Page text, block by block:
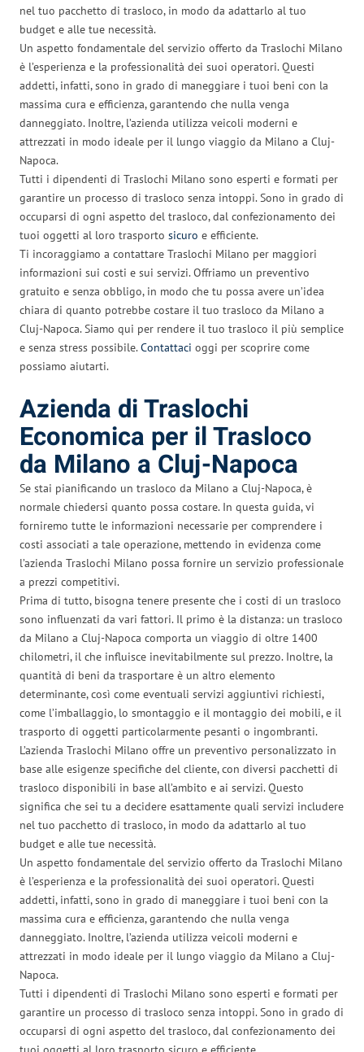
nel tuo pacchetto di trasloco, in modo da adattarlo al tuo
budget e alle tue necessità.
Un aspetto fondamentale del servizio offerto da Traslochi Milano
è l’esperienza e la professionalità dei suoi operatori. Questi
addetti, infatti, sono in grado di maneggiare i tuoi beni con la
massima cura e efficienza, garantendo che nulla venga
danneggiato. Inoltre, l’azienda utilizza veicoli moderni e
attrezzati in modo ideale per il lungo viaggio da Milano a Cluj-
Napoca.
Tutti i dipendenti di Traslochi Milano sono esperti e formati per
garantire un processo di trasloco senza intoppi. Sono in grado di
occuparsi di ogni aspetto del trasloco, dal confezionamento dei
tuoi oggetti al loro trasporto sicuro e efficiente.
Ti incoraggiamo a contattare Traslochi Milano per maggiori
informazioni sui costi e sui servizi. Offriamo un preventivo
gratuito e senza obbligo, in modo che tu possa avere un’idea
chiara di quanto potrebbe costare il tuo trasloco da Milano a
Cluj-Napoca. Siamo qui per rendere il tuo trasloco il più semplice
e senza stress possibile.Contattaci oggi per scoprire come
possiamo aiutarti.
Azienda di Traslochi
Economica per il Trasloco
da Milano a Cluj-Napoca
Se stai pianificando un trasloco da Milano a Cluj-Napoca, è
normale chiedersi quanto possa costare. In questa guida, vi
forniremo tutte le informazioni necessarie per comprendere i
costi associati a tale operazione, mettendo in evidenza come
l’azienda Traslochi Milano possa fornire un servizio professionale
a prezzi competitivi.
Prima di tutto, bisogna tenere presente che i costi di un trasloco
sono influenzati da vari fattori. Il primo è la distanza: un trasloco
da Milano a Cluj-Napoca comporta un viaggio di oltre 1400
chilometri, il che influisce inevitabilmente sul prezzo. Inoltre, la
quantità di beni da trasportare è un altro elemento
determinante, così come eventuali servizi aggiuntivi richiesti,
come l’imballaggio, lo smontaggio e il montaggio dei mobili, e il
trasporto di oggetti particolarmente pesanti o ingombranti.
L’azienda Traslochi Milano offre un preventivo personalizzato in
base alle esigenze specifiche del cliente, con diversi pacchetti di
trasloco disponibili in base all’ambito e ai servizi. Questo
significa che sei tu a decidere esattamente quali servizi includere
nel tuo pacchetto di trasloco, in modo da adattarlo al tuo
budget e alle tue necessità.
Un aspetto fondamentale del servizio offerto da Traslochi Milano
è l’esperienza e la professionalità dei suoi operatori. Questi
addetti, infatti, sono in grado di maneggiare i tuoi beni con la
massima cura e efficienza, garantendo che nulla venga
danneggiato. Inoltre, l’azienda utilizza veicoli moderni e
attrezzati in modo ideale per il lungo viaggio da Milano a Cluj-
Napoca.
Tutti i dipendenti di Traslochi Milano sono esperti e formati per
garantire un processo di trasloco senza intoppi. Sono in grado di
occuparsi di ogni aspetto del trasloco, dal confezionamento dei